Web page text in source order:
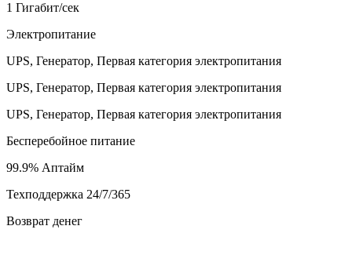
1 Гигабит/сек
Электропитание
UPS, Генератор, Первая категория электропитания
UPS, Генератор, Первая категория электропитания
UPS, Генератор, Первая категория электропитания
Бесперебойное питание
99.9% Аптайм
Техподдержка 24/7/365
Возврат денег